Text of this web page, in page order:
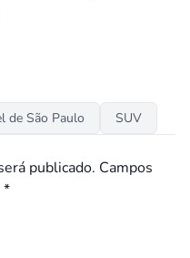
de São Paulo
SUV
publicado. Campos
*